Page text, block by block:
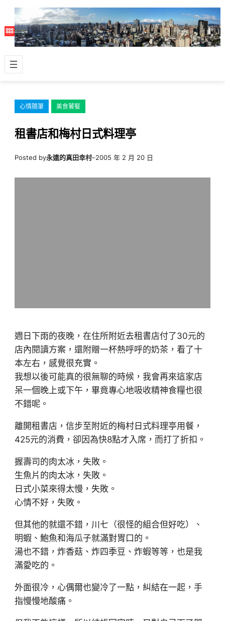
主
容
心情隨筆 美食饕餮
租書店和梅村日式料理亭
Posted by永遠的真田幸村–2005 年 2 月 20 日
週日下雨的夜晚，在住所附近去租書店付了30元的
店內閱讀方案，還附贈一杯熱呼呼的奶茶，看了十
本左右，感覺很充實。
我想以後可能真的很無聊的時候，我會再來這家店
呆一個晚上或下午，畢竟專心地吸收精神食糧也很
不錯呢。
離開租書店，信步至附近的梅村日式料理亭用餐，
425元的消費，卻因為快8點才入席，而打了折扣。
握壽司的肉太冰，失敗。
生魚片的肉太冰，失敗。
日式小菜來得太慢，失敗。
心情不好，失敗。
但其他的就還不錯，川七（很怪的組合但好吃）、
明蝦、鮑魚和海瓜子就滿對胃口的。
湯也不錯，炸香菇、炸四季豆、炸蝦等等，也是我
滿愛吃的。
外面很冷，心偶爾也變冷了一點，糾結在一起，手
指慢慢地酸痛。